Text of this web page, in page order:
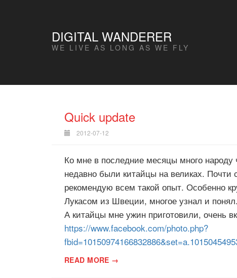
DIGITAL WANDERER
WE LIVE AS LONG AS WE FLY
Quick update
2012-07-12
Ко мне в последние месяцы много
недавно были китайцы на великах. Почти
рекомендую всем такой опыт. Особенно
Лукасом из Швеции, многое узнал и понял.
А китайцы мне ужин приготовили, очень
https://www.facebook.com/photo.php?
READ MORE →